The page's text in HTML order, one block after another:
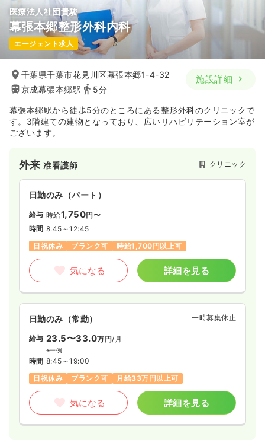
医療法人社団貴駿
幕張本郷整形外科内科
エージェント求人
千葉県千葉市花見川区幕張本郷1-4-32
京成幕張本郷駅
5分
施設詳細
幕張本郷駅から徒歩5分のところにある整形外科のクリニックで
す。3階建ての建物となっており、広いリハビリテーション室が
ございます。
外来准看護師 クリニック
日勤のみ（パート）
給与 時給1,750円〜
時間 8:45～12:45
日祝休み
ブランク可 時給1,700円以上可
気になる 詳細を見る
日勤のみ（常勤） 一時募集休止
給与 23.5〜33.0万円/月
※一例
時間 8:45～19:00
日祝休み
ブランク可 月給33万円以上可
気になる 詳細を見る